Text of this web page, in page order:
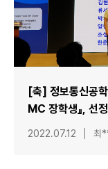
[축] 정보통신공
MC 장학생』, 선정
2022.07.12 최